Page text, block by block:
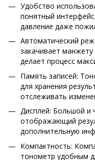
Удобство
понятный
давление даже
Автоматический
закачивает
делает процесс
Память записей:
для хранения
отслеживать
Дисплей: Большой и
отображающий
дополнительную
Компактность:
тонометр удобным